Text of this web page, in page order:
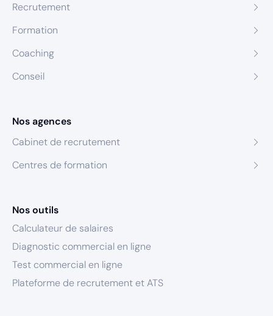
Recrutement
Formation
Coaching
Conseil
Nos agences
Cabinet de recrutement
Centres de formation
Nos outils
Calculateur de salaires
Diagnostic commercial en ligne
Test commercial en ligne
Plateforme de recrutement et ATS